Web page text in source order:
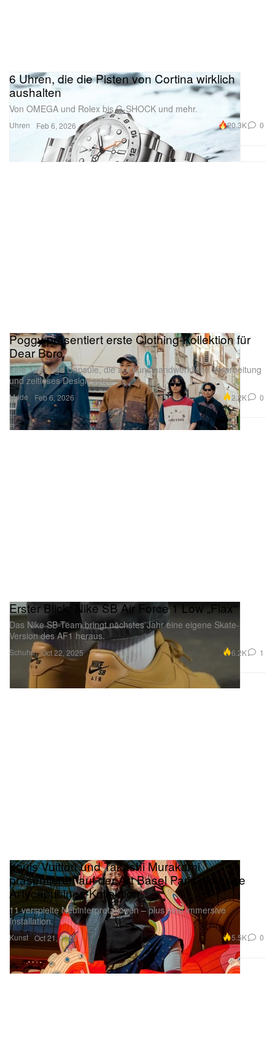
Uhren
6 Uhren, die die Pisten von Cortina wirklich
aushalten
Von OMEGA und Rolex bis G‑SHOCK und mehr.
Feb 6, 2026 20.3K 0
Mode
Poggy präsentiert erste Clothing-Kollektion für
Dear Boro
Eine 12-teilige Capsule, die auf kunsthandwerkliche Verarbeitung
und zeitloses Design setzt.
Feb 6, 2026 2.2K 0
Schuhe
Erster Blick: Nike SB Air Force 1 Low „Flax“
Das Nike SB-Team bringt nächstes Jahr eine eigene Skate-
Version des AF1 heraus.
Oct 22, 2025 6.2K 1
Kunst
Louis Vuitton und Takashi Murakami
präsentieren auf der Art Basel Paris die neue
Artycapucines-Kollektion
11 verspielte Neuinterpretationen – plus eine immersive
Installation.
Oct 21, 2025 5.5K 0